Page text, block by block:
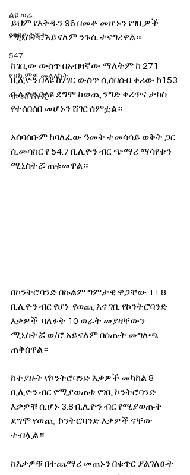
ልዩ ወሬ
የገበያ ቅኝት
547
የሀኪምዎ መልዕክት
ባዮቴክኖሎጂ
ይህም የእቅዱን 96 በመቶ መሆኑን የገቢዎች
ሚኒስትር አይናለም ንጉሴ ተናግረዋል።
ከገቢው ውስጥ በአብዛኛው ማለትም ከ 271
ቢሊዮን በላዩ ከሃገር ውስጥ ሲሰበሰብ ቀሪው ከ153
ቢሊዮን በላዩ ደግሞ ከወጪ ንግድ ቀረጥና ታክስ
የተሰበሰበ መሆኑን ሸገር ሰምቷል።
አሰባሰቡም ከባለፈው ዓመት ተመሳሳይ ወቅት ጋር
ሲመሳከር የ 54.7 ቢሊዮን ብር ጭማሪ ማሳየቱን
ሚኒስትሯ ጠቁመዋል።
በኮንትሮባንድ በኩልም ግምታዊ ዋጋቸው 11.8
ቢሊዮን ብር የሆነ  የወጪ እና ገቢ የኮንትሮባንድ
እቃዎች  ባለፉት 10 ወራት መያዛቸውን
ሚኒስትሯ ወ/ሮ አይናለም በሰጡት መግለጫ
ጠቅሰዋል።
ከተያዙት የኮንትሮባንድ እቃዎች መካከል 8
ቢሊዮን ብር የሚያወጠቱ የገቢ ኮንትሮባንድ
እቃዎቹ ሲሆኑ 3.8 ቢሊዮን ብር የሚያወጡት
ደግሞ የወጪ  ኮንትሮባንድ እቃዎች ናቸው
ተብሏል።
ከእቃዎቹ በተጨማሪ መጠኑን በቁጥር ያልገለፁት